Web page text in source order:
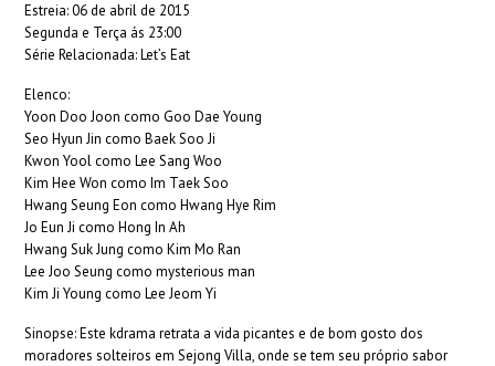
Estreia: 06 de abril de 2015
Segunda e Terça ás 23:00
Série Relacionada: Let’s Eat
Elenco:
Yoon Doo Joon como Goo Dae Young
Seo Hyun Jin como Baek Soo Ji
Kwon Yool como Lee Sang Woo
Kim Hee Won como Im Taek Soo
Hwang Seung Eon como Hwang Hye Rim
Jo Eun Ji como Hong In Ah
Hwang Suk Jung como Kim Mo Ran
Lee Joo Seung como mysterious man
Kim Ji Young como Lee Jeom Yi
Sinopse: Este kdrama retrata a vida picantes e de bom gosto dos
moradores solteiros em Sejong Villa, onde se tem seu próprio sabor